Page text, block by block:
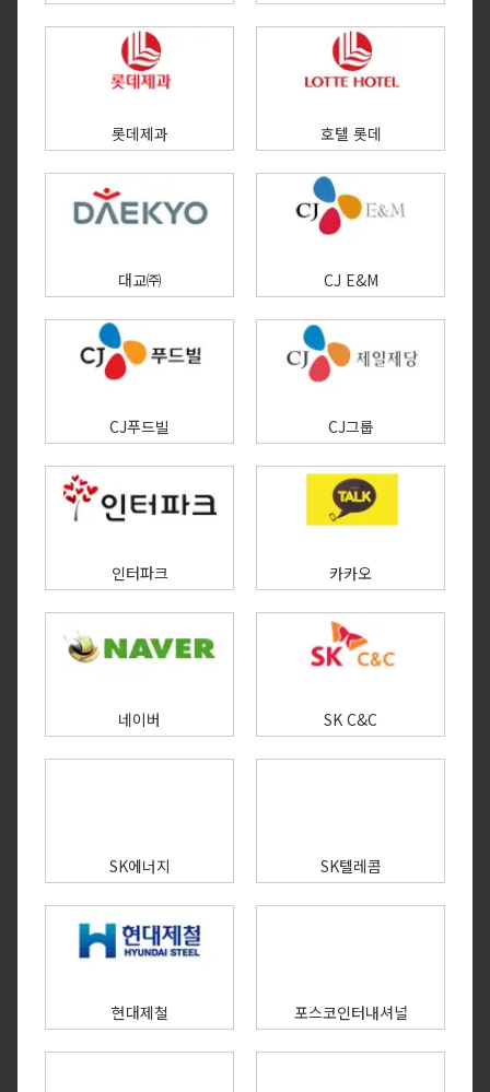
롯데제과 호텔 롯데
대교㈜ CJ E&M
CJ푸드빌 CJ그룹
인터파크 카카오
네이버 SK C&C
SK에너지 SK텔레콤
현대제철 포스코인터내셔널